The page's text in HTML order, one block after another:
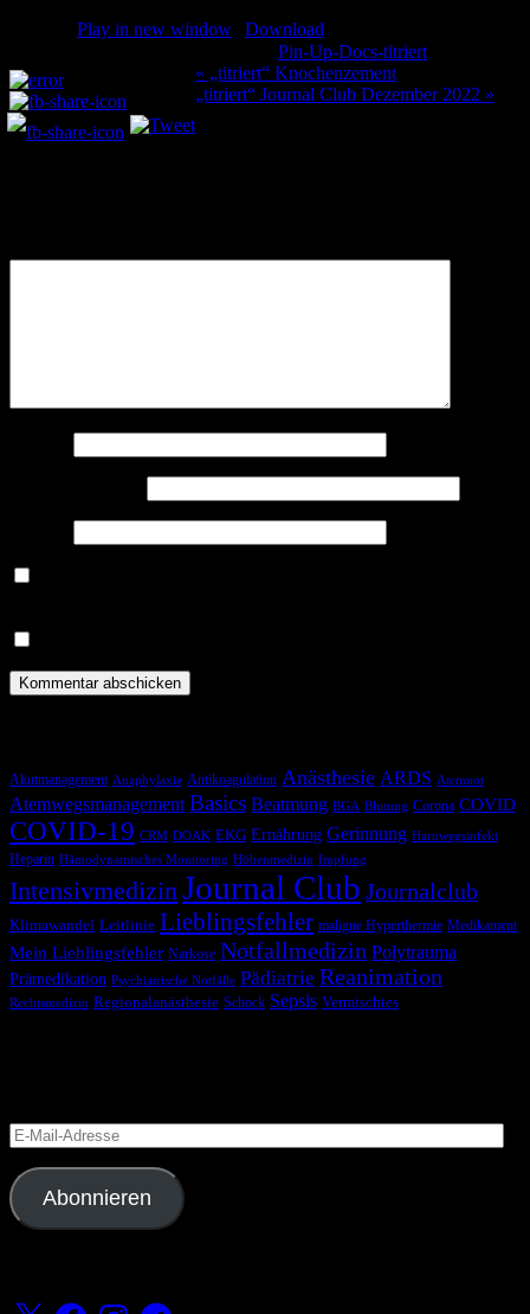
Play in new window
Download
Pin-Up-Docs-titriert
Beitragsnavigation« „titriert“ Knochenzement
„titriert“ Journal Club Dezember 2022 »
Akutmanagement Anaphylaxie Antikoagulation Anästhesie ARDS Atemnot
Atemwegsmanagement Basics Beatmung BGA Blutung Corona COVID
COVID-19 CRM DOAK EKG Ernährung Gerinnung Harnwegsinfekt
Heparin Hämodynamisches Monitoring Höhenmedizin Impfung
IntensivmedizinJournal Club Journalclub
Klimawandel Leitlinie Lieblingsfehler maligne Hyperthermie Medikament
Mein Lieblingsfehler Narkose Notfallmedizin Polytrauma
Prämedikation Psychiatrische Notfälle Pädiatrie Reanimation
Rechtsmedizin Regionalanästhesie Schock Sepsis Vermischtes
E-
Mail-
Adresse
Abonnieren
X FacebookInstagramTelegram